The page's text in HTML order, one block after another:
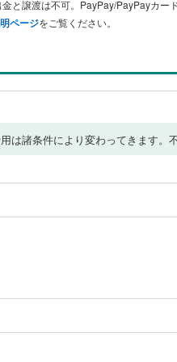
と譲渡は不可。PayPay/PayPayカー
ページをご覧ください。
は諸条件により変わってきます。